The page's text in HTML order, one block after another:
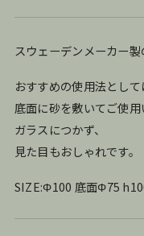
スウェーデンメーカー製
おすすめの使用法として
底面に砂を敷いてご使
ガラスにつかず、
見た目もおしゃれです。
SIZE:Φ100 底面Φ75